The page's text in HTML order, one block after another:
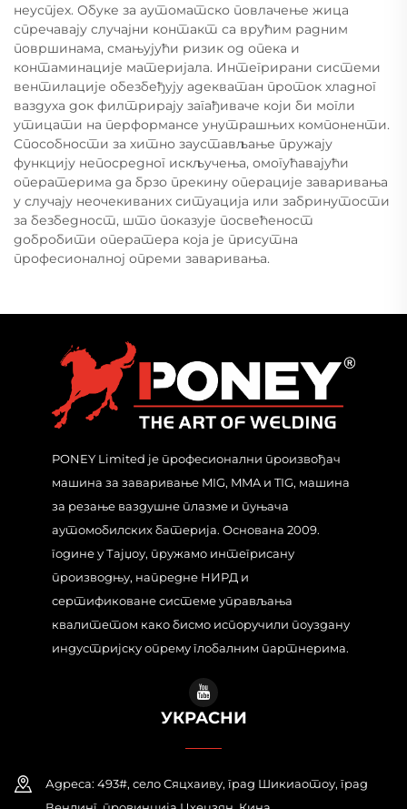
неуспјех. Обуке за аутоматско повлачење жица
спречавају случајни контакт са врућим радним
површинама, смањујући ризик од опека и
контаминације материјала. Интегрирани системи
вентилације обезбеђују адекватан проток хладног
ваздуха док филтрирају загађиваче који би могли
утицати на перформансе унутрашњих компоненти.
Способности за хитно заустављање пружају
функцију непосредног искључења, омогућавајући
оператерима да брзо прекину операције заваривања
у случају неочекиваних ситуација или забринутости
за безбедност, што показује посвећеност
добробити оператера која је присутна
професионалној опреми заваривања.
PONEY Limited је професионални произвођач
машина за заваривање MIG, MMA и TIG, машина
за резање ваздушне плазме и пуњача
аутомобилских батерија. Основана 2009.
године у Тајџоу, пружамо интегрисану
производњу, напредне НИРД и
сертификоване системе управљања
квалитетом како бисмо испоручили поуздану
индустријску опрему глобалним партнерима.
УКРАСНИ
Адреса: 493#, село Сяцхаиву, град Шикиаотоу, град